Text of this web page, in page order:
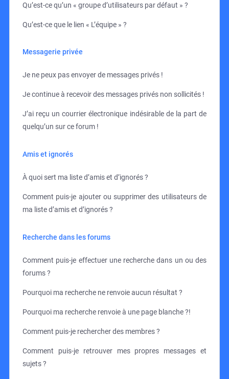
Qu’est-ce qu’un « groupe d’utilisateurs par défaut » ?
Qu’est-ce que le lien « L’équipe » ?
Messagerie privée
Je ne peux pas envoyer de messages privés !
Je continue à recevoir des messages privés non sollicités !
J’ai reçu un courrier électronique indésirable de la part de
quelqu’un sur ce forum !
Amis et ignorés
À quoi sert ma liste d’amis et d’ignorés ?
Comment puis-je ajouter ou supprimer des utilisateurs de
ma liste d’amis et d’ignorés ?
Recherche dans les forums
Comment puis-je effectuer une recherche dans un ou des
forums ?
Pourquoi ma recherche ne renvoie aucun résultat ?
Pourquoi ma recherche renvoie à une page blanche ?!
Comment puis-je rechercher des membres ?
Comment puis-je retrouver mes propres messages et
sujets ?